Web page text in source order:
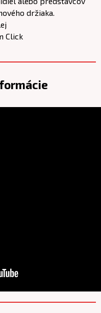
držiaka.
Click